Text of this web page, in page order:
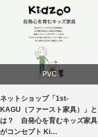
建築
椅子
PVC
学習椅子
ネットショップ「1st-
KAGU（ファースト家具）」と
は？ 自発心を育むキッズ家具
がコンセプト Ki…